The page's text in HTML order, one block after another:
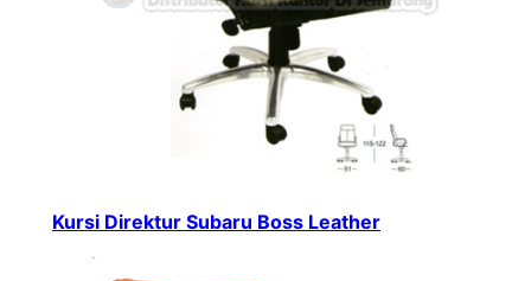
Kursi Direktur Subaru Boss Leather